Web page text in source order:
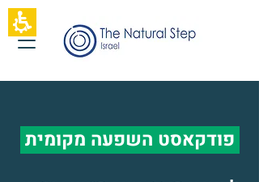
תחילתו
של
דף
אינטרנט,
אנטר
מרכזי